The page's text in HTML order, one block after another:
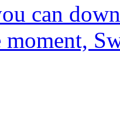
can
moment,